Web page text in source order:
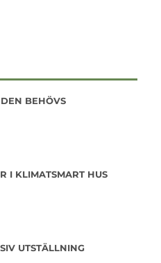
BEHÖVS
I KLIMATSMART HUS
UTSTÄLLNING